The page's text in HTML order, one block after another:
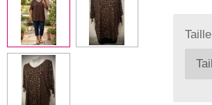
Taille